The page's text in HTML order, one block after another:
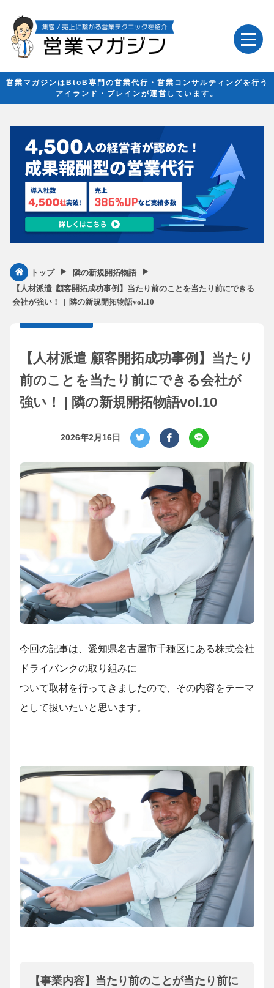
営業マガジンはBtoB専門の営業代行・営業コンサルティングを行う
アイランド・ブレインが運営しています。
トップ ▶︎ 隣の新規開拓物語 ▶︎
【人材派遣 顧客開拓成功事例】当たり前のことを当たり前にできる
会社が強い！ | 隣の新規開拓物語vol.10
【人材派遣 顧客開拓成功事例】当たり
前のことを当たり前にできる会社が
強い！ | 隣の新規開拓物語vol.10
2026年2月16日
今回の記事は、愛知県名古屋市千種区にある株式会社
ドライバンクの取り組みに
ついて取材を行ってきましたので、その内容をテーマ
として扱いたいと思います。
【事業内容】当たり前のことが当たり前に